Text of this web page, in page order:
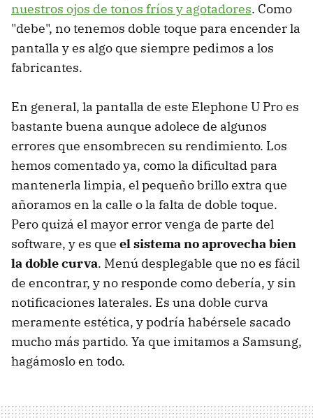
nuestros ojos de tonos fríos y agotadores. Como
"debe", no tenemos doble toque para encender la
pantalla y es algo que siempre pedimos a los
fabricantes.
En general, la pantalla de este Elephone U Pro es
bastante buena aunque adolece de algunos
errores que ensombrecen su rendimiento. Los
hemos comentado ya, como la dificultad para
mantenerla limpia, el pequeño brillo extra que
añoramos en la calle o la falta de doble toque.
Pero quizá el mayor error venga de parte del
software, y es que el sistema no aprovecha bien
la doble curva. Menú desplegable que no es fácil
de encontrar, y no responde como debería, y sin
notificaciones laterales. Es una doble curva
meramente estética, y podría habérsele sacado
mucho más partido. Ya que imitamos a Samsung,
hagámoslo en todo.